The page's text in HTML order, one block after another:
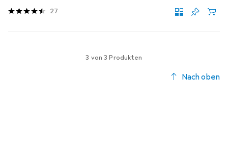
27
3 von 3 Produkten
Nach oben